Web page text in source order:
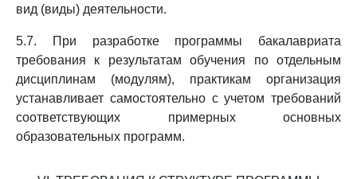
вид (виды) деятельности.
5.7. При разработке программы бакалавриата
требования к результатам обучения по отдельным
дисциплинам (модулям), практикам организация
устанавливает самостоятельно с учетом требований
соответствующих примерных основных
образовательных программ.